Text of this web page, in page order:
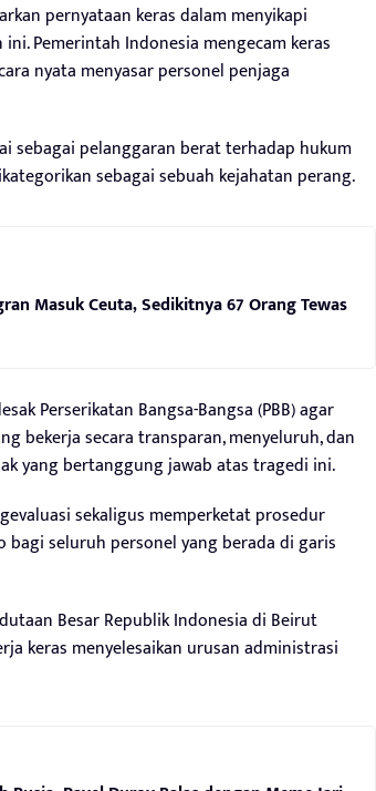
pernyataan keras dalam menyikapi
Pemerintah Indonesia mengecam keras
nyata menyasar personel penjaga
sebagai pelanggaran berat terhadap hukum
sebagai sebuah kejahatan perang.
Masuk Ceuta, Sedikitnya 67 Orang Tewas
Perserikatan Bangsa-Bangsa (PBB) agar
bekerja secara transparan, menyeluruh, dan
yang bertanggung jawab atas tragedi ini.
sekaligus memperketat prosedur
bagi seluruh personel yang berada di garis
Besar Republik Indonesia di Beirut
keras menyelesaikan urusan administrasi